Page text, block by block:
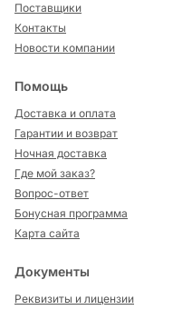
Поставщики
Контакты
Новости компании
Помощь
Доставка и оплата
Гарантии и возврат
Ночная доставка
Где мой заказ?
Вопрос-ответ
Бонусная программа
Карта сайта
Документы
Реквизиты и лицензии